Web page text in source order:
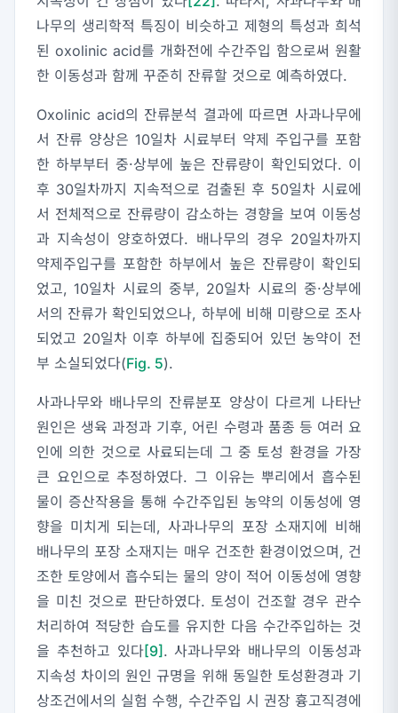
나무의 생리학적 특징이 비슷하고 제형의 특성과 희석
된 oxolinic acid를 개화전에 수간주입 함으로써 원활
한 이동성과 함께 꾸준히 잔류할 것으로 예측하였다.
Oxolinic acid의 잔류분석 결과에 따르면 사과나무에
서 잔류 양상은 10일차 시료부터 약제 주입구를 포함
한 하부부터 중·상부에 높은 잔류량이 확인되었다. 이
후 30일차까지 지속적으로 검출된 후 50일차 시료에
서 전체적으로 잔류량이 감소하는 경향을 보여 이동성
과 지속성이 양호하였다. 배나무의 경우 20일차까지
약제주입구를 포함한 하부에서 높은 잔류량이 확인되
었고, 10일차 시료의 중부, 20일차 시료의 중·상부에
서의 잔류가 확인되었으나, 하부에 비해 미량으로 조사
되었고 20일차 이후 하부에 집중되어 있던 농약이 전
부 소실되었다(Fig. 5).
사과나무와 배나무의 잔류분포 양상이 다르게 나타난
원인은 생육 과정과 기후, 어린 수령과 품종 등 여러 요
인에 의한 것으로 사료되는데 그 중 토성 환경을 가장
큰 요인으로 추정하였다. 그 이유는 뿌리에서 흡수된
물이 증산작용을 통해 수간주입된 농약의 이동성에 영
향을 미치게 되는데, 사과나무의 포장 소재지에 비해
배나무의 포장 소재지는 매우 건조한 환경이었으며, 건
조한 토양에서 흡수되는 물의 양이 적어 이동성에 영향
을 미친 것으로 판단하였다. 토성이 건조할 경우 관수
처리하여 적당한 습도를 유지한 다음 수간주입하는 것
을 추천하고 있다[9]. 사과나무와 배나무의 이동성과
지속성 차이의 원인 규명을 위해 동일한 토성환경과 기
상조건에서의 실험 수행, 수간주입 시 권장 흉고직경에